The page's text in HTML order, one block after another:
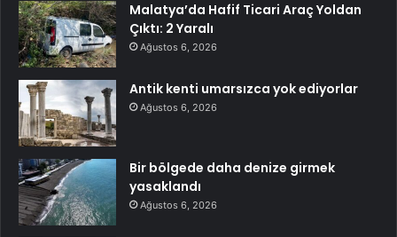
Malatya’da Hafif Ticari Araç Yoldan
Çıktı: 2 Yaralı
Ağustos 6, 2026
Antik kenti umarsızca yok ediyorlar
Ağustos 6, 2026
Bir bölgede daha denize girmek
yasaklandı
Ağustos 6, 2026